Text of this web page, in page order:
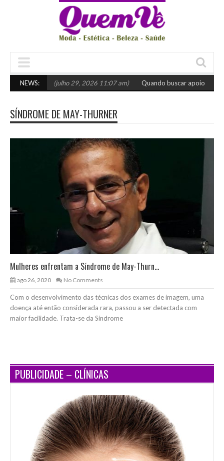
NEWS:
o certo (julho 29, 2026 11:07 am) Quando buscar apoio
SÍNDROME DE MAY-THURNER
Mulheres enfrentam a Síndrome de May-Thurn...
ago 26, 2020 No Comments
Com o desenvolvimento das técnicas dos exames de imagem, uma
doença até então considerada rara, passou a ser detectada com
maior facilidade. Trata-se da Síndrome
PUBLICIDADE – CLÍNICAS